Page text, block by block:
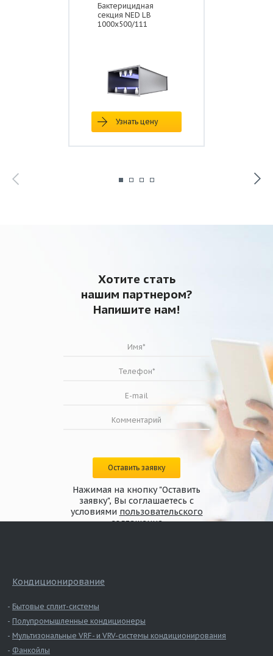
600 350 620
Бактерицидная
секция NED LB
1000x500/111
Узнать цену
Хотите стать
нашим партнером?
Напишите нам!
Оставить заявку
Нажимая на кнопку "Оставить
заявку", Вы соглашаетесь с
условиями пользовательского
соглашения
Кондиционирование
Бытовые сплит-системы
Полупромышленные кондиционеры
Мультизональные VRF- и VRV-системы кондиционирования
Фанкойлы